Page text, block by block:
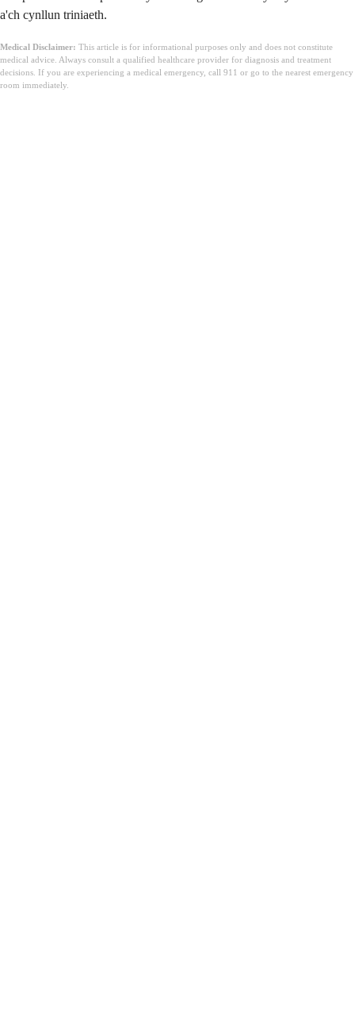
a'ch cynllun triniaeth.
Medical Disclaimer: This article is for informational purposes only and does not constitute
medical advice. Always consult a qualified healthcare provider for diagnosis and treatment
decisions. If you are experiencing a medical emergency, call 911 or go to the nearest emergency
room immediately.